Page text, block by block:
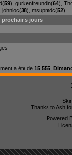
(59),gurkenfreundin(64),
johnloc(38),msupmdc(52)
prochains jours
a été de15 555 ,
Thanks to Ash
Powered